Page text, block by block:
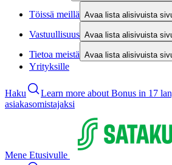
Töissä meillä Avaa lista alisivuista
Vastuullisuus Avaa lista alisivuista
Tietoa meistä Avaa lista alisivuista
Yrityksille
Haku Learn more about Bonus in 17
asiakasomistajaksi
Mene Etusivulle